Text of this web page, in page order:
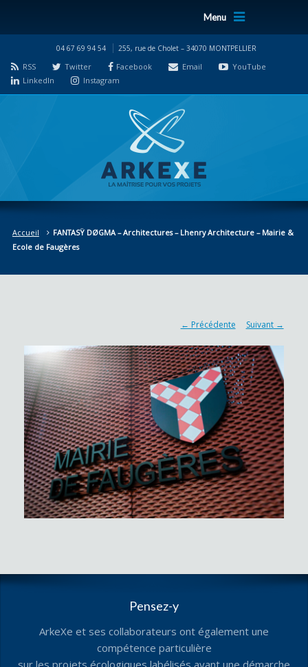
Menu
04 67 69 94 54 255, rue de Cholet – 34070 MONTPELLIER
RSS Twitter Facebook Email
YouTube
LinkedIn
Instagram
Accueil
FANTASŸ DØGMA – Architectures – Lhenry Architecture – Mairie &
Ecole de Faugères
← Précédente Suivant →
Pensez-y
ArkeXe et ses collaborateurs ont également une
compétence particulière